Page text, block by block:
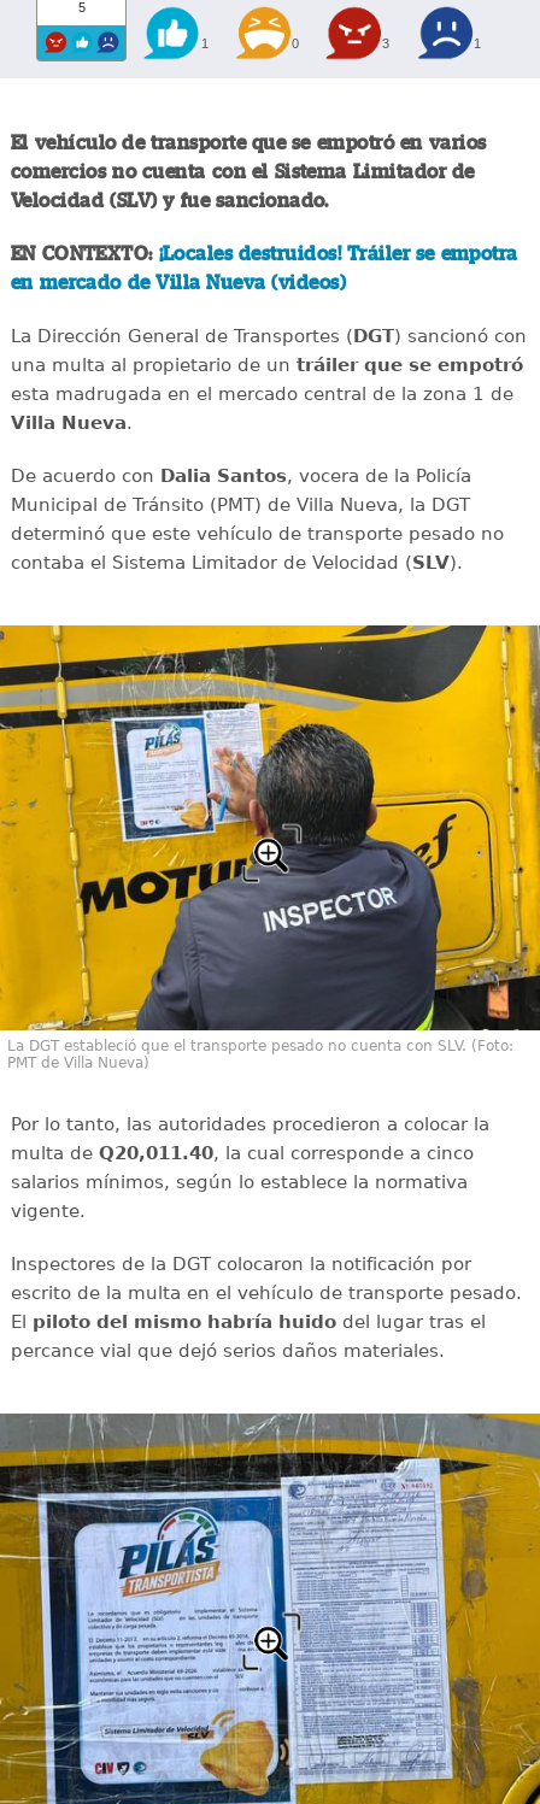
5
1 0 3 1
El vehículo de transporte que se empotró en varios
comercios no cuenta con el Sistema Limitador de
Velocidad (SLV) y fue sancionado.
EN CONTEXTO: ¡Locales destruidos! Tráiler se empotra
en mercado de Villa Nueva (videos)
La Dirección General de Transportes (DGT) sancionó con
una multa al propietario de un tráiler que se empotró
esta madrugada en el mercado central de la zona 1 de
Villa Nueva.
De acuerdo con Dalia Santos, vocera de la Policía
Municipal de Tránsito (PMT) de Villa Nueva, la DGT
determinó que este vehículo de transporte pesado no
contaba el Sistema Limitador de Velocidad (SLV).
La DGT estableció que el transporte pesado no cuenta con SLV. (Foto:
PMT de Villa Nueva)
Por lo tanto, las autoridades procedieron a colocar la
multa de Q20,011.40, la cual corresponde a cinco
salarios mínimos, según lo establece la normativa
vigente.
Inspectores de la DGT colocaron la notificación por
escrito de la multa en el vehículo de transporte pesado.
El piloto del mismo habría huidodel lugar tras el
percance vial que dejó serios daños materiales.